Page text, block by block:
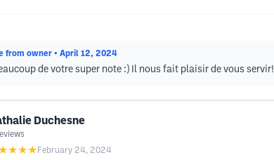
from owner • April 12, 2024
de votre super note :) Il nous fait plaisir de vous servir!
Duchesne
February 24, 2024